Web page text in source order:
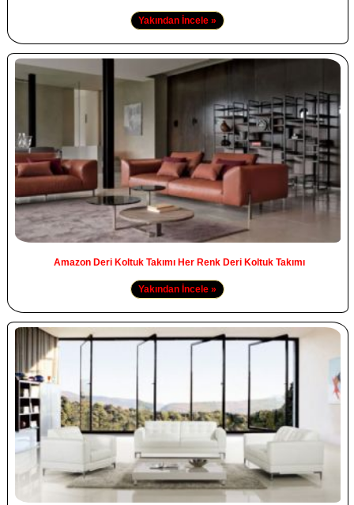
Yakından İncele »
Amazon Deri Koltuk Takımı Her Renk Deri Koltuk Takımı
Yakından İncele »